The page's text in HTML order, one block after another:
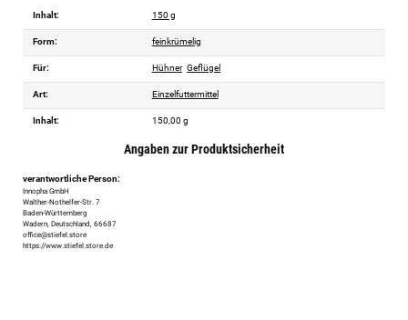
Inhalt: 150 g
Form: feinkrümelig
Für: Hühner Geflügel
Art: Einzelfuttermittel
Inhalt: 150,00 g
Angaben zur Produktsicherheit
verantwortliche Person:
Innopha GmbH
Walther-Nothelfer-Str. 7
Baden-Württemberg
Wadern, Deutschland, 66687
office@stiefel.store
https://www.stiefel.store.de